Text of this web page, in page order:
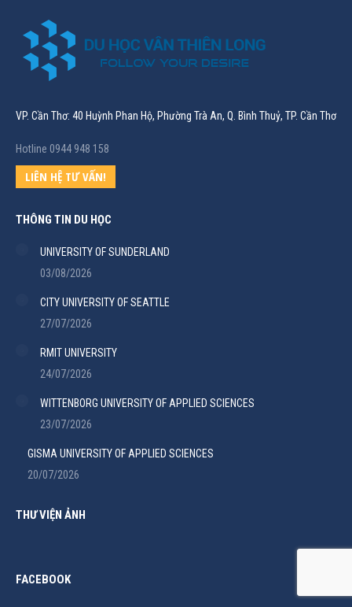
VP. Cần Thơ: 40 Huỳnh Phan Hộ, Phường Trà An, Q. Bình Thuỷ, TP. Cần Thơ
Hotline 0944 948 158
LIÊN HỆ TƯ VẤN!
THÔNG TIN DU HỌC
UNIVERSITY OF SUNDERLAND
03/08/2026
CITY UNIVERSITY OF SEATTLE
27/07/2026
RMIT UNIVERSITY
24/07/2026
WITTENBORG UNIVERSITY OF APPLIED SCIENCES
23/07/2026
GISMA UNIVERSITY OF APPLIED SCIENCES
20/07/2026
THƯ VIỆN ẢNH
FACEBOOK